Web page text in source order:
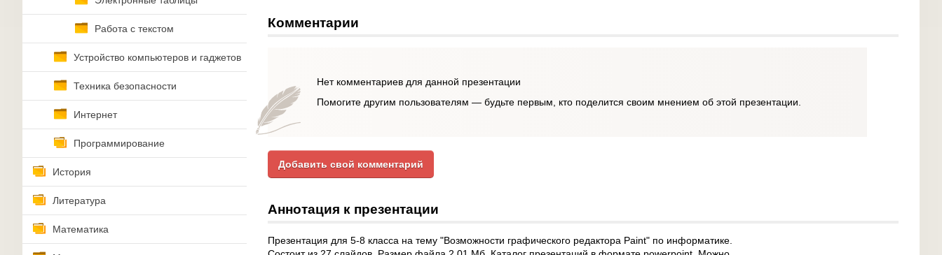
Работа с текстом
Устройство компьютеров и гаджетов
Техника безопасности
Интернет
Программирование
История
Литература
Математика
Комментарии
Нет комментариев для данной презентации
Помогите другим пользователям — будьте первым, кто поделится своим мнением об этой презентации.
Добавить свой комментарий
Аннотация к презентации
Презентация для 5-8 класса на тему "Возможности графического редактора Paint" по информатике.